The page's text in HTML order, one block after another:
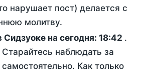
нарушает пост) делается с
молитву.
на сегодня: 18:42 .
наблюдать за
Как только